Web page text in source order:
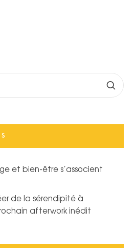
et bien-être s’associent
de la sérendipité à
afterwork inédit